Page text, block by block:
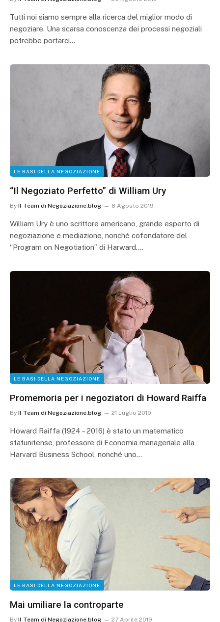
Tutti noi siamo sempre alla ricerca del miglior modo di
negoziare. Una scarsa conoscenza dei processi negoziali
potrebbe portarci…
LE BASI DELLA NEGOZIAZIONE
“Il Negoziato Perfetto” di William Ury
By Il Team di Negoziazione.blog 8 Agosto 2019
William Ury è uno scrittore americano, grande esperto di
negoziazione e mediazione, nonché cofondatore del
“Program on Negotiation” di Harward.…
LE BASI DELLA NEGOZIAZIONE
Promemoria per i negoziatori di Howard Raiffa
By Il Team di Negoziazione.blog 21 Luglio 2019
Howard Raiffa (1924 – 2016) è stato un matematico
statunitense, professore di Economia manageriale alla
Harvard Business School, nonché uno…
LE BASI DELLA NEGOZIAZIONE
Mai umiliare la controparte
By Il Team di Negoziazione.blog 27 Aprile 2019